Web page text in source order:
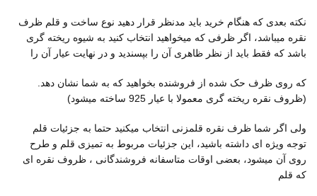
نکته بعدی که هنگام خرید باید مدنظر قرار دهید نوع ساخت و قلم ظرف
نقره میباشد، اگر ظرفی که میخواهید انتخاب کنید به شیوه ریخته گری
باشد که فقط باید از نظر ظاهری آن را بپسندید و در نهایت عیار آن را
که روی ظرف حک شده از فروشنده بخواهید که به شما نشان دهد.
(ظروف نقره ریخته گری معمولا با عیار 925 ساخته میشود)
ولی اگر شما ظرف نقره قلمزنی انتخاب میکنید حتما به جزئیات قلم
توجه ویژه ای داشته باشید، این جزئیات مربوط به تمیزی قلم و طرح
روی آن میشود، بعضی اوقات متاسفانه فروشندگانی ، ظروف نقره ای
که قلم